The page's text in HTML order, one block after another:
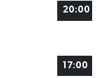
20:00
17:00